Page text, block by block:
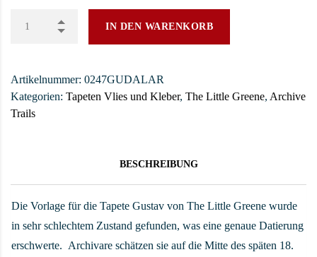
IN DEN WARENKORB
Artikelnummer: 0247GUDALAR
Kategorien: Tapeten Vlies und Kleber, The Little Greene, Archive
Trails
BESCHREIBUNG
Die Vorlage für die Tapete Gustav von The Little Greene wurde
in sehr schlechtem Zustand gefunden, was eine genaue Datierung
erschwerte. Archivare schätzen sie auf die Mitte des späten 18.